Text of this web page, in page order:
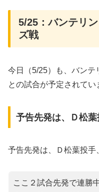
5/25：バンテリ
ズ戦
今日（5/25）も、バンテ
との試合が予定されてい
予告先発は、Ｄ松
予告先発は、Ｄ松葉投手
ここ２試合先発で連勝